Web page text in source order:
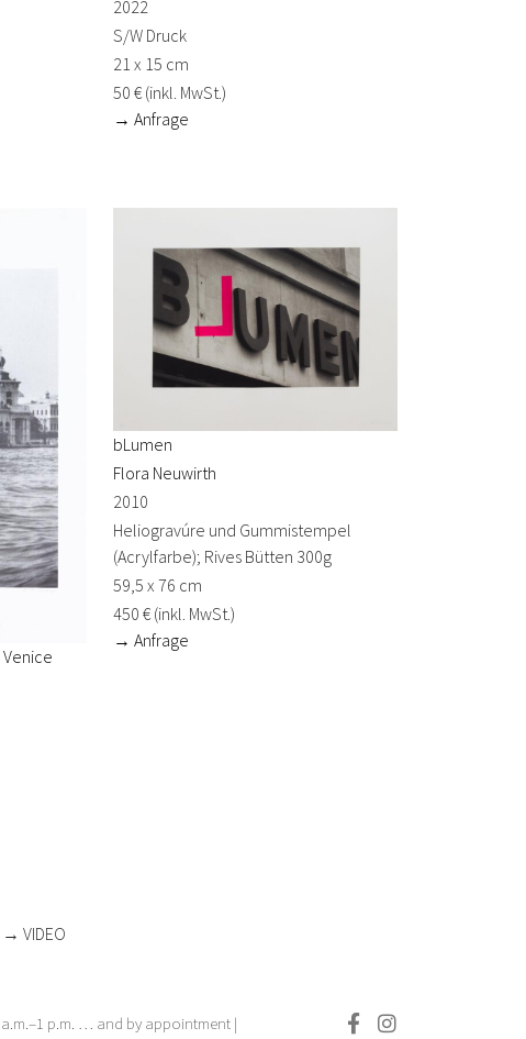
2022
S/W Druck
21 x 15 cm
50 € (inkl. MwSt.)
→ Anfrage
bLumen
Flora Neuwirth
2010
Heliogravúre und Gummistempel
(Acrylfarbe); Rives Bütten 300g
59,5 x 76 cm
450 € (inkl. MwSt.)
→ Anfrage
→ VIDEO
a.m.–1 p.m. … and by appointment |